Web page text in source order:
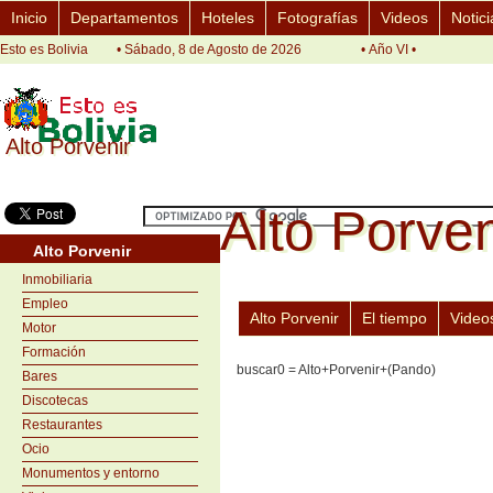
Alto Porvenir
Alto Porvenir
Inicio Departamentos Hoteles Fotografías Videos
Esto es Bolivia • Sábado, 8 de Agosto de 2026 • Año VI •
Alto Porvenir
Inmobiliaria
Empleo
Motor
Formación
Bares
Discotecas
Restaurantes
Ocio
Monumentos y entorno
Alto
Alto
Alto Porvenir El tiempo
buscar0 = Alto+Porvenir+(Pando)